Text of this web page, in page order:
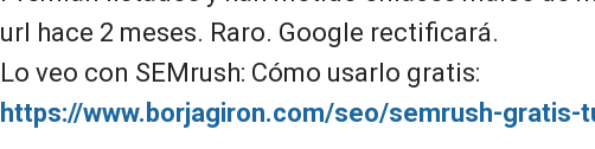
url hace 2 meses. Raro. Google rectificará.
Lo veo con SEMrush: Cómo usarlo gratis:
https://www.borjagiron.com/seo/semrush-gratis-